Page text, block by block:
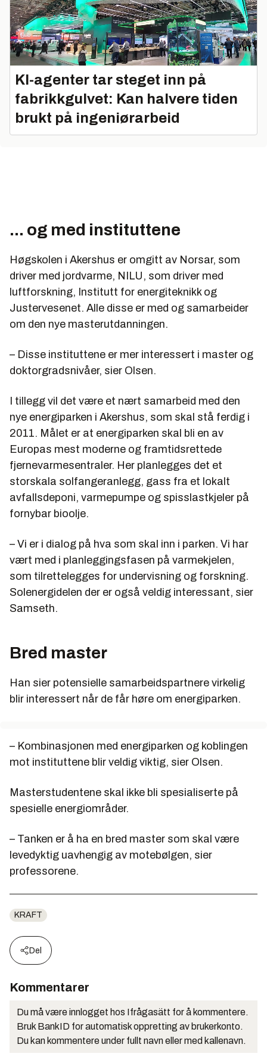
KI-agenter tar steget inn på
fabrikkgulvet: Kan halvere tiden
brukt på ingeniørarbeid
... og med instituttene
Høgskolen i Akershus er omgitt av Norsar, som
driver med jordvarme, NILU, som driver med
luftforskning, Institutt for energiteknikk og
Justervesenet. Alle disse er med og samarbeider
om den nye masterutdanningen.
– Disse instituttene er mer interessert i master og
doktorgradsnivåer, sier Olsen.
I tillegg vil det være et nært samarbeid med den
nye energiparken i Akershus, som skal stå ferdig i
2011. Målet er at energiparken skal bli en av
Europas mest moderne og framtidsrettede
fjernevarmesentraler. Her planlegges det et
storskala solfangeranlegg, gass fra et lokalt
avfallsdeponi, varmepumpe og spisslastkjeler på
fornybar bioolje.
– Vi er i dialog på hva som skal inn i parken. Vi har
vært med i planleggingsfasen på varmekjelen,
som tilrettelegges for undervisning og forskning.
Solenergidelen der er også veldig interessant, sier
Samseth.
Bred master
Han sier potensielle samarbeidspartnere virkelig
blir interessert når de får høre om energiparken.
– Kombinasjonen med energiparken og koblingen
mot instituttene blir veldig viktig, sier Olsen.
Masterstudentene skal ikke bli spesialiserte på
spesielle energiområder.
– Tanken er å ha en bred master som skal være
levedyktig uavhengig av motebølgen, sier
professorene.
KRAFT
Del
Kommentarer
Du må være innlogget hos Ifrågasätt for å kommentere.
Bruk BankID for automatisk oppretting av brukerkonto.
Du kan kommentere under fullt navn eller med kallenavn.